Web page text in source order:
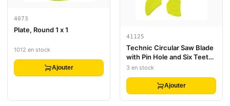
4073
Plate, Round 1 x 1
1012 en stock
Ajouter
41125
Technic Circular Saw Blade
with Pin Hole and Six Teeth
(Large Shuriken)
3 en stock
Ajouter